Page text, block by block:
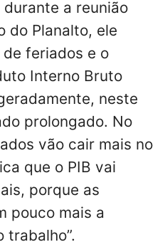
a reunião
do Planalto, ele
feriados e o
Interno Bruto
neste
prolongado. No
vão cair mais no
que o PIB vai
porque as
pouco mais a
trabalho”.